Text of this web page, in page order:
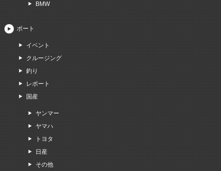
BMW
ボート
イベント
クルージング
釣り
レポート
国産
ヤンマー
ヤマハ
トヨタ
日産
その他